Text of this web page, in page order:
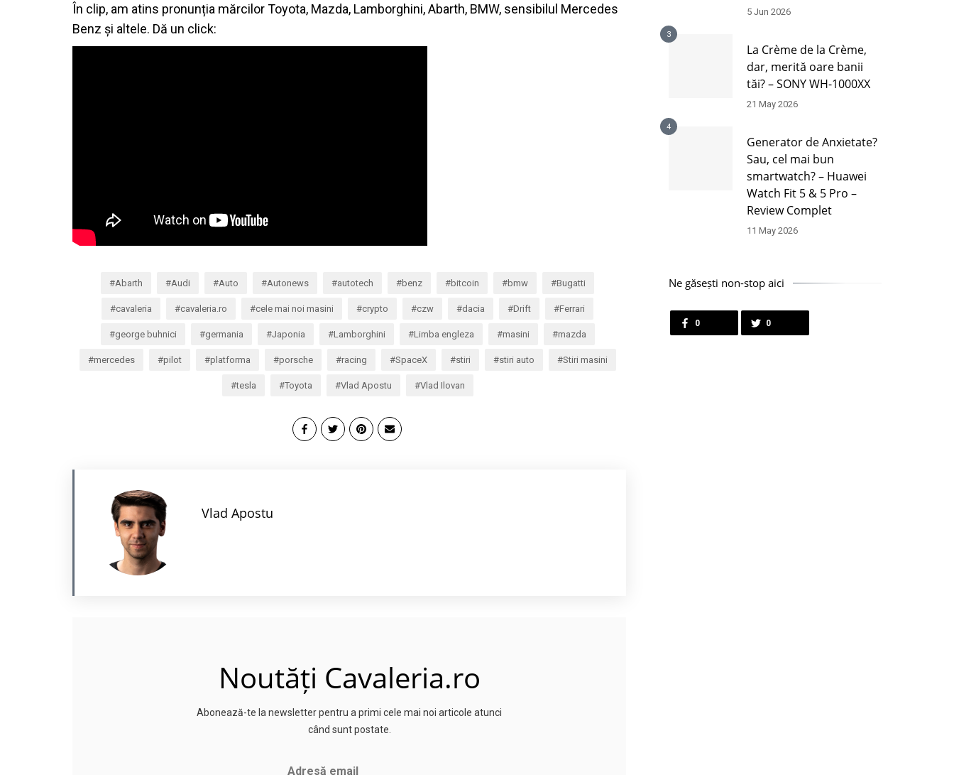
În clip, am atins pronunția mărcilor Toyota, Mazda, Lamborghini, Abarth, BMW, sensibilul Mercedes
Benz și altele. Dă un click:
Abarth Audi Auto Autonews autotech benz bitcoin bmw Bugatti
cavaleria cavaleria.ro cele mai noi masini crypto czw dacia Drift Ferrari
george buhnici germania Japonia Lamborghini Limba engleza masini mazda
mercedes pilot platforma porsche racing SpaceX stiri stiri auto Stiri masini
tesla Toyota Vlad Apostu Vlad Ilovan
Vlad Apostu
Noutăți Cavaleria.ro
Abonează-te la newsletter pentru a primi cele mai noi articole atunci
când sunt postate.
5 Jun 2026
3
La Crème de la Crème,
dar, merită oare banii
tăi? – SONY WH-1000XX
21 May 2026
4
Generator de Anxietate?
Sau, cel mai bun
smartwatch? – Huawei
Watch Fit 5 & 5 Pro –
Review Complet
11 May 2026
Ne găsești non-stop aici
0 0